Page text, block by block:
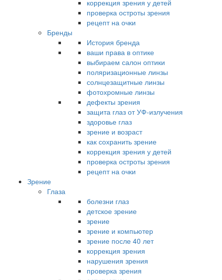
коррекция зрения у детей
проверка остроты зрения
рецепт на очки
Бренды
История бренда
ваши права в оптике
выбираем салон оптики
поляризационные линзы
солнцезащитные линзы
фотохромные линзы
дефекты зрения
защита глаз от УФ-излучения
здоровье глаз
зрение и возраст
как сохранить зрение
коррекция зрения у детей
проверка остроты зрения
рецепт на очки
Зрение
Глаза
болезни глаз
детское зрение
зрение
зрение и компьютер
зрение после 40 лет
коррекция зрения
нарушения зрения
проверка зрения